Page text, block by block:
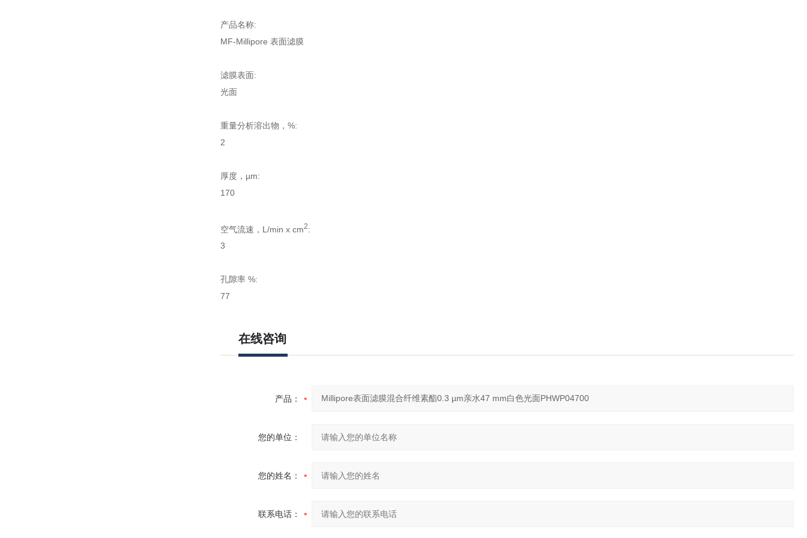
产品名称:
MF-Millipore 表面滤膜
滤膜表面:
光面
重量分析溶出物，%:
2
厚度，µm:
170
空气流速，L/min x cm2:
3
孔隙率 %:
77
在线咨询
产品：
您的单位：
您的姓名：
联系电话：